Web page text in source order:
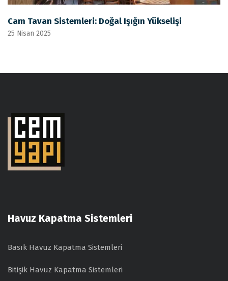
Cam Tavan Sistemleri: Doğal Işığın Yükselişi
25 Nisan 2025
Havuz Kapatma Sistemleri
Basık Havuz Kapatma Sistemleri
Bitişik Havuz Kapatma Sistemleri